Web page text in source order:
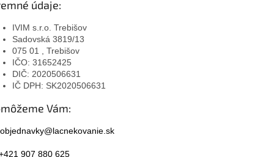
údaje:
IVIM s.r.o. Trebišov
Sadovská 3819/13
075 01 , Trebišov
IČO: 31652425
DIČ: 2020506631
IČ DPH: SK2020506631
Vám:
objednavky@lacnekovanie.sk
907 880 625